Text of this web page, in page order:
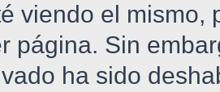
viendo el mismo,
página. Sin
ha sido